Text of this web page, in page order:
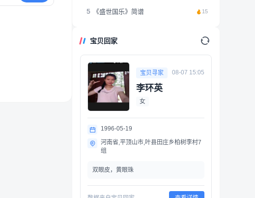
5 《盛世国乐》简谱 15
宝贝回家
宝贝寻家 08-07 15:05
李环英
女
1996-05-19
河南省,平顶山市,叶县田庄乡柏树李村7
组
双眼皮，黄眼珠